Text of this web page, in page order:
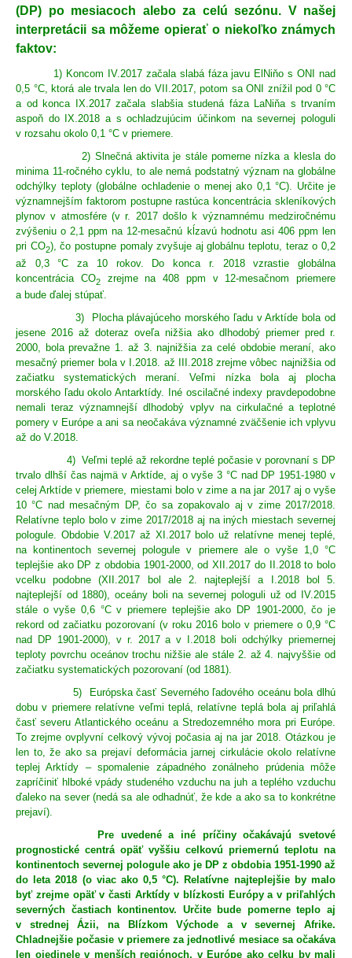
(DP) po mesiacoch alebo za celú sezónu. V našej
interpretácii sa môžeme opierať o niekoľko známych
faktov:
1) Koncom IV.2017 začala slabá fáza javu ElNiňo s ONI nad
0,5 °C, ktorá ale trvala len do VII.2017, potom sa ONI znížil pod 0 °C
a od konca IX.2017 začala slabšia studená fáza LaNiňa s trvaním
aspoň do IX.2018 a s ochladzujúcim účinkom na severnej pologuli
v rozsahu okolo 0,1 °C v priemere.
2) Slnečná aktivita je stále pomerne nízka a klesla do
minima 11-ročného cyklu, to ale nemá podstatný význam na globálne
odchýlky teploty (globálne ochladenie o menej ako 0,1 °C). Určite je
významnejším faktorom postupne rastúca koncentrácia skleníkových
plynov v atmosfére (v r. 2017 došlo k významnému medziročnému
zvýšeniu o 2,1 ppm na 12-mesačnú kĺzavú hodnotu asi 406 ppm len
pri CO2), čo postupne pomaly zvyšuje aj globálnu teplotu, teraz o 0,2
až 0,3 °C za 10 rokov. Do konca r. 2018 vzrastie globálna
koncentrácia CO2zrejme na 408 ppm v 12-mesačnom priemere
a bude ďalej stúpať.
3) Plocha plávajúceho morského ľadu v Arktíde bola od
jesene 2016 až doteraz oveľa nižšia ako dlhodobý priemer pred r.
2000, bola prevažne 1. až 3. najnižšia za celé obdobie meraní, ako
mesačný priemer bola v I.2018. až III.2018 zrejme vôbec najnižšia od
začiatku systematických meraní. Veľmi nízka bola aj plocha
morského ľadu okolo Antarktídy. Iné oscilačné indexy pravdepodobne
nemali teraz významnejší dlhodobý vplyv na cirkulačné a teplotné
pomery v Európe a ani sa neočakáva významné zväčšenie ich vplyvu
až do V.2018.
4) Veľmi teplé až rekordne teplé počasie v porovnaní s DP
trvalo dlhší čas najmä v Arktíde, aj o vyše 3 °C nad DP 1951-1980 v
celej Arktíde v priemere, miestami bolo v zime a na jar 2017 aj o vyše
10 °C nad mesačným DP, čo sa zopakovalo aj v zime 2017/2018.
Relatívne teplo bolo v zime 2017/2018 aj na iných miestach severnej
pologule. Obdobie V.2017 až XI.2017 bolo už relatívne menej teplé,
na kontinentoch severnej pologule v priemere ale o vyše 1,0 °C
teplejšie ako DP z obdobia 1901-2000, od XII.2017 do II.2018 to bolo
vcelku podobne (XII.2017 bol ale 2. najteplejší a I.2018 bol 5.
najteplejší od 1880), oceány boli na severnej pologuli už od IV.2015
stále o vyše 0,6 °C v priemere teplejšie ako DP 1901-2000, čo je
rekord od začiatku pozorovaní (v roku 2016 bolo v priemere o 0,9 °C
nad DP 1901-2000), v r. 2017 a v I.2018 boli odchýlky priemernej
teploty povrchu oceánov trochu nižšie ale stále 2. až 4. najvyššie od
začiatku systematických pozorovaní (od 1881).
5) Európska časť Severného ľadového oceánu bola dlhú
dobu v priemere relatívne veľmi teplá, relatívne teplá bola aj priľahlá
časť severu Atlantického oceánu a Stredozemného mora pri Európe.
To zrejme ovplyvní celkový vývoj počasia aj na jar 2018. Otázkou je
len to, že ako sa prejaví deformácia jarnej cirkulácie okolo relatívne
teplej Arktídy – spomalenie západného zonálneho prúdenia môže
zapríčiniť hlboké vpády studeného vzduchu na juh a teplého vzduchu
ďaleko na sever (nedá sa ale odhadnúť, že kde a ako sa to konkrétne
prejaví).
Pre uvedené a iné príčiny očakávajú svetové
prognostické centrá opäť vyššiu celkovú priemernú teplotu na
kontinentoch severnej pologule ako je DP z obdobia 1951-1990 až
do leta 2018 (o viac ako 0,5 °C). Relatívne najteplejšie by malo
byť zrejme opäť v časti Arktídy v blízkosti Európy a v priľahlých
severných častiach kontinentov. Určite bude pomerne teplo aj
v strednej Ázii, na Blízkom Východe a v severnej Afrike.
Chladnejšie počasie v priemere za jednotlivé mesiace sa očakáva
len ojedinele v menších regiónoch, v Európe ako celku by mali